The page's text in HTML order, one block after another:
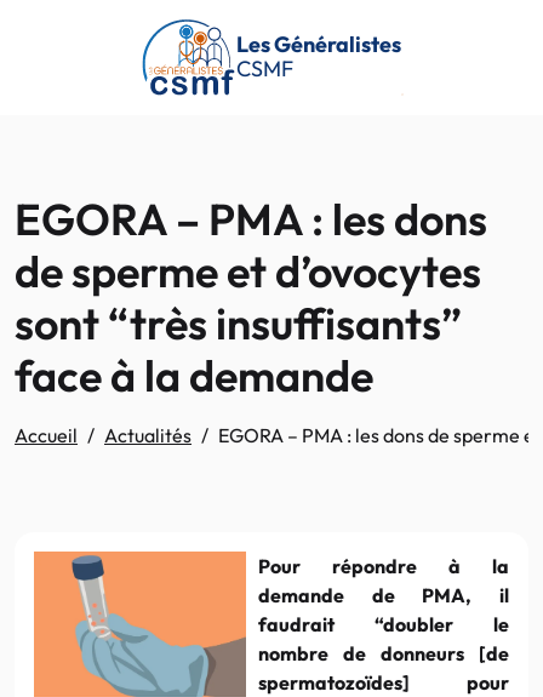
Passer au contenu principal
Les Généralistes
CSMF
EGORA – PMA : les dons
de sperme et d’ovocytes
sont “très insuffisants”
face à la demande
Accueil Actualités EGORA – PMA : les dons de sperme
Pour répondre à la
demande de PMA, il
faudrait “doubler le
nombre de donneurs [de
spermatozoïdes] pour